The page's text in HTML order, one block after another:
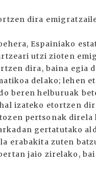
dira
Espainiako
utzi zioten
dira, baina egia
delako; lehen
beren helburuak
izateko etortzen
pertsonak
gertatutako
erabakita zuten
jaio zirelako,